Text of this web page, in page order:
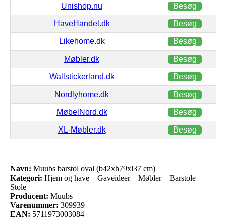
Unishop.nu Besøg
HaveHandel.dk Besøg
Likehome.dk Besøg
Møbler.dk Besøg
Wallstickerland.dk Besøg
Nordlyhome.dk Besøg
MøbelNord.dk Besøg
XL-Møbler.dk Besøg
Navn: Muubs barstol oval (b42xh79xl37 cm)
Kategori: Hjem og have – Gaveideer – Møbler – Barstole –
Stole
Producent: Muubs
Varenummer: 309939
EAN: 5711973003084